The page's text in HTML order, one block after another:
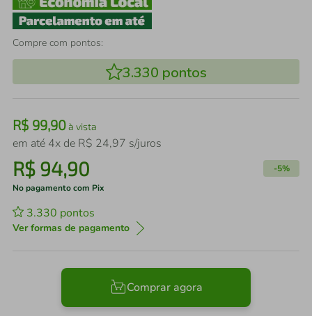
Compre com pontos:
3.330 pontos
R$ 99,90à vista
em até 4x de R$ 24,97 s/juros
R$ 94,90 -5%
No pagamento com Pix
3.330 pontos
Ver formas de pagamento
Comprar agora